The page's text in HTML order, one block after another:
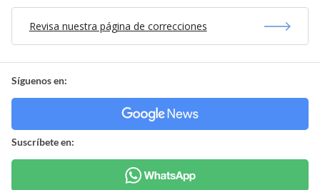
Revisa nuestra página de correcciones
Síguenos en:
Suscríbete en: